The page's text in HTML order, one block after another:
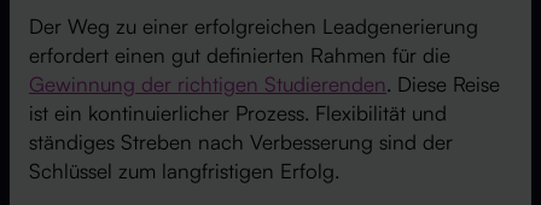
Der Weg zu einer erfolgreichen Leadgenerierung
erfordert einen gut definierten Rahmen für die
Gewinnung der richtigen Studierenden. Diese Reise
ist ein kontinuierlicher Prozess. Flexibilität und
ständiges Streben nach Verbesserung sind der
Schlüssel zum langfristigen Erfolg.